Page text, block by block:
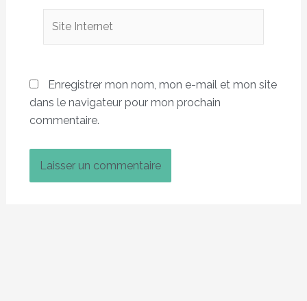
Internet
Enregistrer mon nom, mon e-mail et mon site
dans le navigateur pour mon prochain
commentaire.